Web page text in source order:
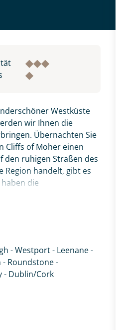
Westküste
wir Ihnen die
Übernachten Sie
Cliffs of Moher einen
den ruhigen Straßen des
Region handelt, gibt es
die
Irlands einzigem Fjord
Irlands - dem Wild
- Westport - Leenane -
- Roundstone -
- Dublin/Cork
wie Sie. Teilen Sie
Weitere zu besprechen.